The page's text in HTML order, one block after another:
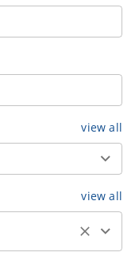
view all
view all